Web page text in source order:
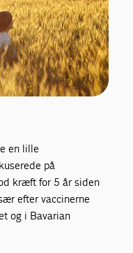
en lille
på
kræft for 5 år siden
efter vaccinerne
og i Bavarian